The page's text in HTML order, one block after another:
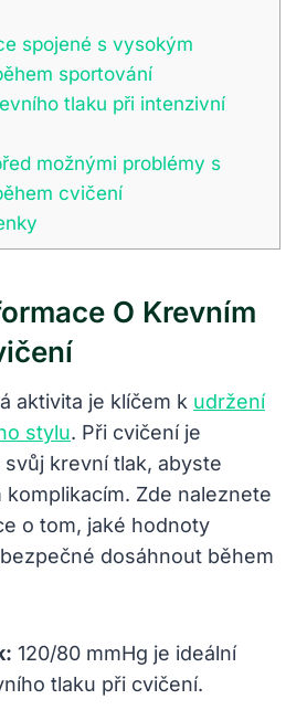
spojené s vysokým
sportování
tlaku při intenzivní
možnými problémy s
cvičení
O Krevním
aktivita je klíčem k udržení
stylu. Při cvičení je
krevní tlak, abyste
Zde naleznete
o tom, jaké hodnoty
dosáhnout během
120/80 mmHg je ideální
tlaku při cvičení.